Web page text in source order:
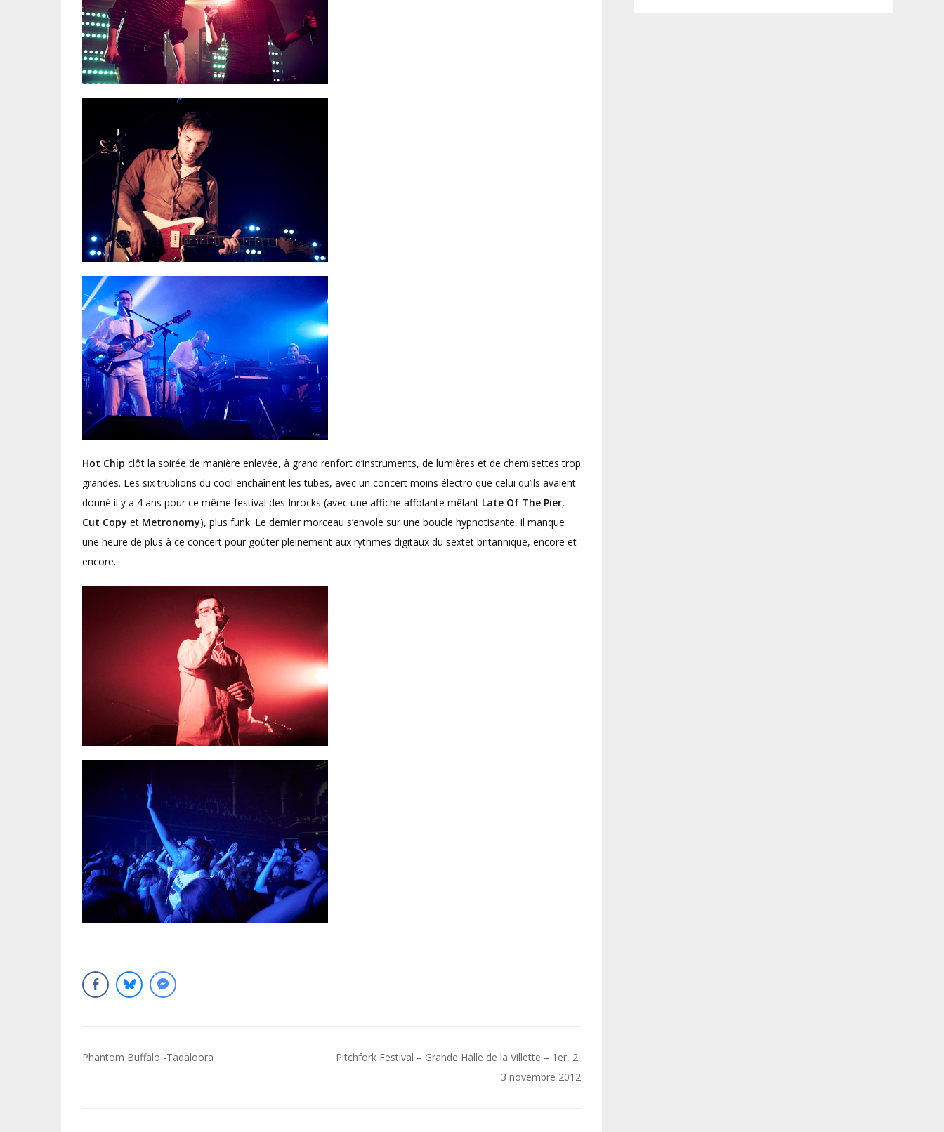
Hot Chip clôt la soirée de manière enlevée, à grand renfort d’instruments, de lumières et de chemisettes trop
grandes. Les six trublions du cool enchaînent les tubes, avec un concert moins électro que celui qu’ils avaient
donné il y a 4 ans pour ce même festival des Inrocks (avec une affiche affolante mêlant Late Of The Pier,
Cut Copy et Metronomy), plus funk. Le dernier morceau s’envole sur une boucle hypnotisante, il manque
une heure de plus à ce concert pour goûter pleinement aux rythmes digitaux du sextet britannique, encore et
encore.
Navigation
Phantom Buffalo -Tadaloora
Pitchfork Festival – Grande Halle de la Villette – 1er, 2,
3 novembre 2012